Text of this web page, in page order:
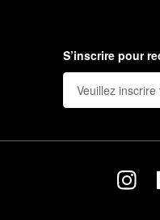
S’inscrire pour